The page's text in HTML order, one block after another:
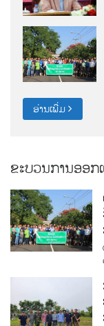
ອ່ານເພີ່ມ
ຂະບວນການອອກ